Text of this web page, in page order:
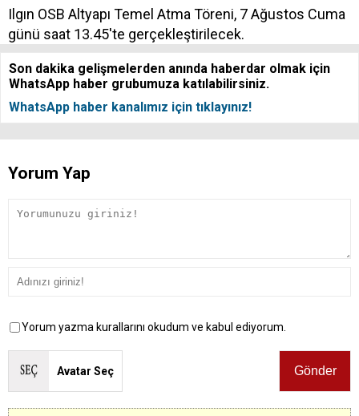
Ilgın OSB Altyapı Temel Atma Töreni, 7 Ağustos Cuma
günü saat 13.45'te gerçekleştirilecek.
Son dakika gelişmelerden anında haberdar olmak için
WhatsApp haber grubumuza katılabilirsiniz.
WhatsApp haber kanalımız için tıklayınız!
Yorum Yap
Yorum yazma kurallarını okudum ve kabul ediyorum.
Avatar Seç